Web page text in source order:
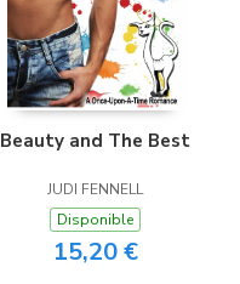
Beauty and The Best
JUDI FENNELL
Disponible
15,20 €